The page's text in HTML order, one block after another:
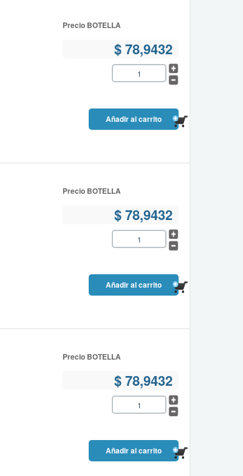
Precio BOTELLA
$ 78,9432
Precio BOTELLA
$ 78,9432
Precio BOTELLA
$ 78,9432